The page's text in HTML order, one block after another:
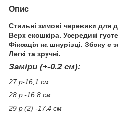
Опис
Стильні зимові черевики для
Верх екошкіра. Усередині
Фіксація на шнурівці. Збоку є
Легкі та зручні.
Заміри (+-0.2 см):
27 р-16,1 см
28 р -16.8 см
29 р (2) -17.4 см